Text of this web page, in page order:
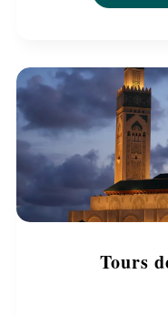
Tours